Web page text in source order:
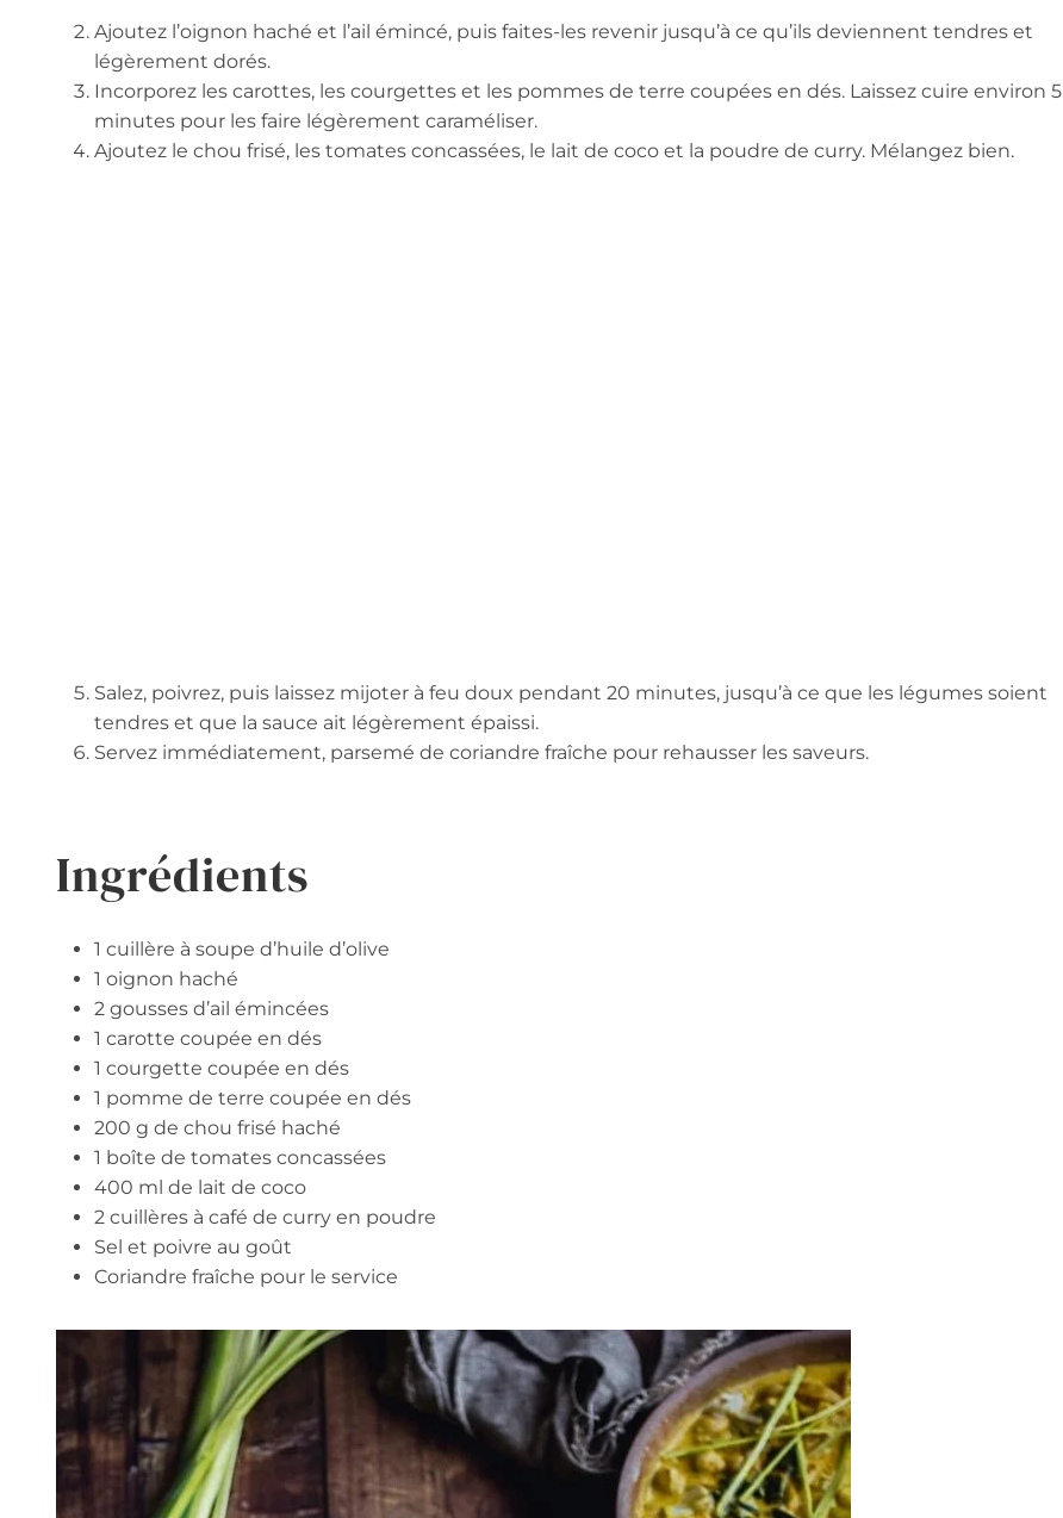
Ajoutez l’oignon haché et l’ail émincé, puis faites-les revenir jusqu’à ce qu’ils deviennent tendres et
légèrement dorés.
Incorporez les carottes, les courgettes et les pommes de terre coupées en dés. Laissez cuire environ 5
minutes pour les faire légèrement caraméliser.
Ajoutez le chou frisé, les tomates concassées, le lait de coco et la poudre de curry. Mélangez bien.
Salez, poivrez, puis laissez mijoter à feu doux pendant 20 minutes, jusqu’à ce que les légumes soient
tendres et que la sauce ait légèrement épaissi.
Servez immédiatement, parsemé de coriandre fraîche pour rehausser les saveurs.
Ingrédients
1 cuillère à soupe d’huile d’olive
1 oignon haché
2 gousses d’ail émincées
1 carotte coupée en dés
1 courgette coupée en dés
1 pomme de terre coupée en dés
200 g de chou frisé haché
1 boîte de tomates concassées
400 ml de lait de coco
2 cuillères à café de curry en poudre
Sel et poivre au goût
Coriandre fraîche pour le service